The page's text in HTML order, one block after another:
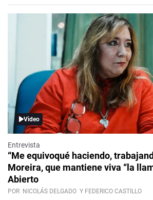
Video
Entrevista
“Me equivoqué haciendo,
Moreira, que mantiene viva “la
Abierto
POR NICOLÁS DELGADO Y FEDERICO CASTILLO